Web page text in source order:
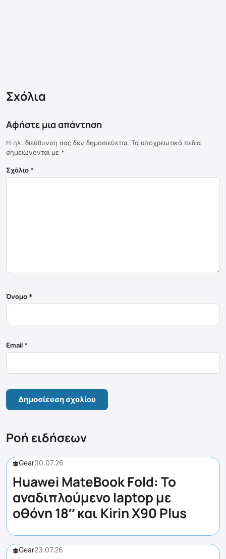
Σχόλια
Αφήστε μια απάντηση
Η ηλ. διεύθυνση σας δεν δημοσιεύεται. Τα υποχρεωτικά πεδία
σημειώνονται με *
Σχόλιο *
Όνομα *
Email *
Ροή ειδήσεων
Gear30.07.26
Huawei MateBook Fold: Το
αναδιπλούμενο laptop με
οθόνη 18″ και Kirin X90 Plus
Gear23.07.26